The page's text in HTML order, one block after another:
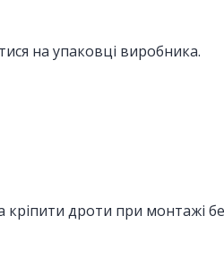
на упаковці виробника.
дроти при монтажі